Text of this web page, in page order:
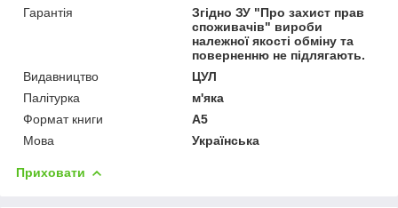
Гарантія
Згідно ЗУ "Про захист прав
споживачів" вироби
належної якості обміну та
поверненню не підлягають.
Видавництво
ЦУЛ
Палітурка
м'яка
Формат книги
А5
Мова
Українська
Приховати